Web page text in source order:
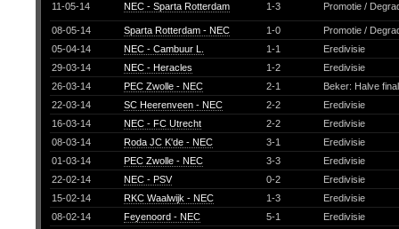
11-05-14 NEC - Sparta Rotterdam 1-3 Promotie /
08-05-14 Sparta Rotterdam - NEC 1-0
Promotie /
05-04-14
NEC - Cambuur L. 1-1
Eredivisie
29-03-14
NEC - Heracles 1-2
Eredivisie
26-03-14
PEC Zwolle - NEC 2-1
Beker: Halve
22-03-14
SC Heerenveen - NEC 2-2
Eredivisie
16-03-14
NEC - FC Utrecht 2-2
Eredivisie
08-03-14
Roda JC K'de - NEC 3-1
Eredivisie
01-03-14
PEC Zwolle - NEC 3-3
Eredivisie
22-02-14
NEC - PSV 0-2
Eredivisie
15-02-14
RKC Waalwijk - NEC 1-3
Eredivisie
08-02-14
Feyenoord - NEC 5-1
Eredivisie